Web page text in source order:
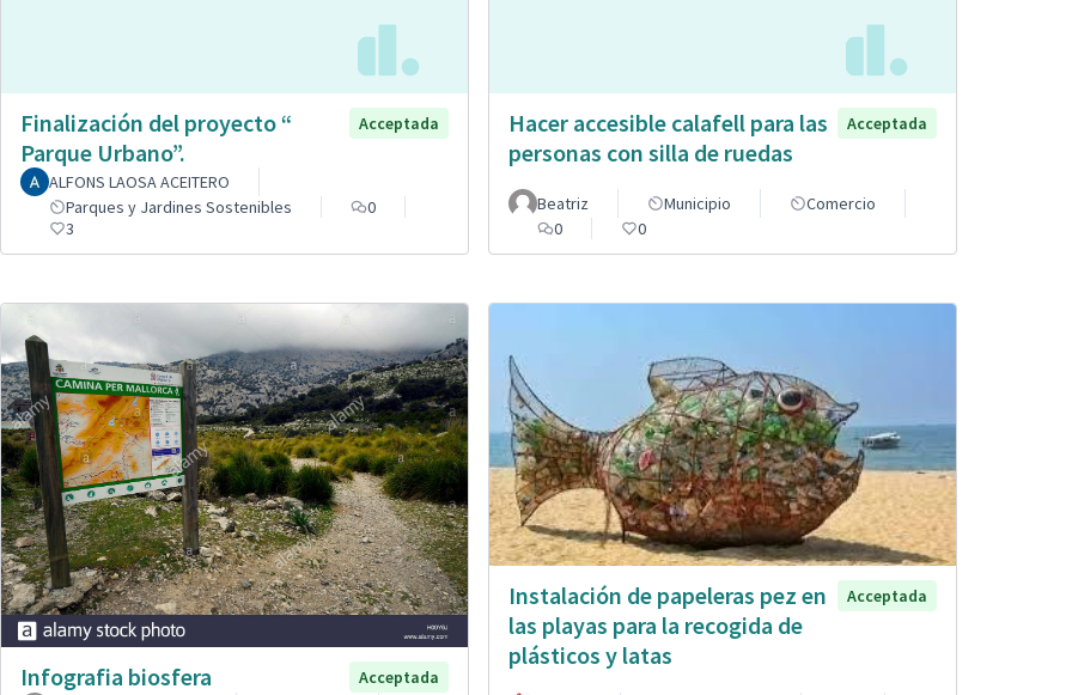
Finalización del proyecto “
Parque Urbano”.
Acceptada
ALFONS LAOSA ACEITERO
Parques y Jardines Sostenibles
0
3
Hacer accesible calafell para las
personas con silla de ruedas
Acceptada
Beatriz Municipio
Comercio
0
0
Infografia biosfera
Acceptada
Instalación de papeleras pez en
las playas para la recogida de
plásticos y latas
Acceptada